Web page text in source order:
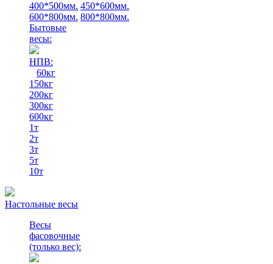
400*500мм. 450*600мм.
600*800мм. 800*800мм.
Бытовые
весы:
НПВ:
60кг
150кг
200кг
300кг
600кг
1т
2т
3т
5т
10т
Настольные весы
Весы
фасовочные
(только вес):